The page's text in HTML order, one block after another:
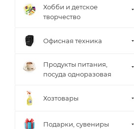
Хобби и детское
творчество
Офисная техника
Продукты питания,
посуда одноразовая
Хозтовары
Подарки, сувениры